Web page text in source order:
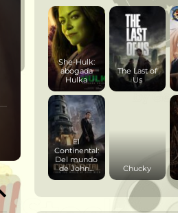
She-Hulk:
abogada
Hulka
The Last of
Us
El
Continental:
Del mundo
de John...
Chucky